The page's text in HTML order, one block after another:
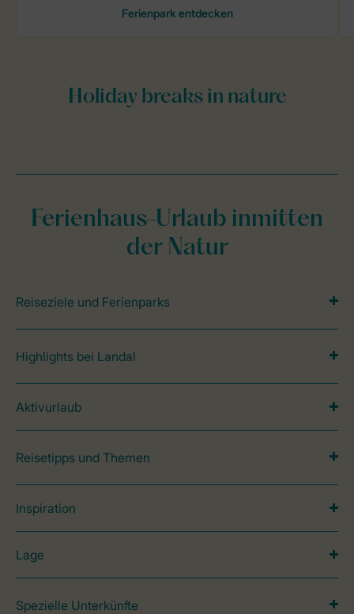
Ferienhaus-Urlaub inmitten
der Natur
Reiseziele und Ferienparks
Highlights bei Landal
Aktivurlaub
Reisetipps und Themen
Inspiration
Lage
Spezielle Unterkünfte